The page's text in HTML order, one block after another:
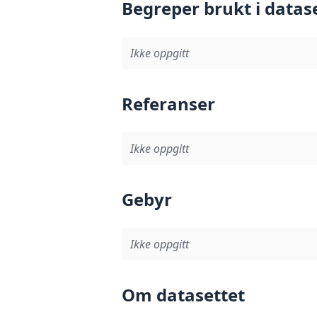
Begreper brukt i
Ikke oppgitt
Referanser
Ikke oppgitt
Gebyr
Ikke oppgitt
Om datasettet